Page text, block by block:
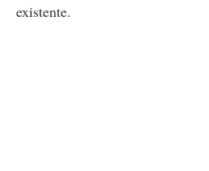
existente.